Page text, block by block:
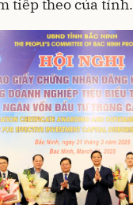
tiếp theo của tỉnh.